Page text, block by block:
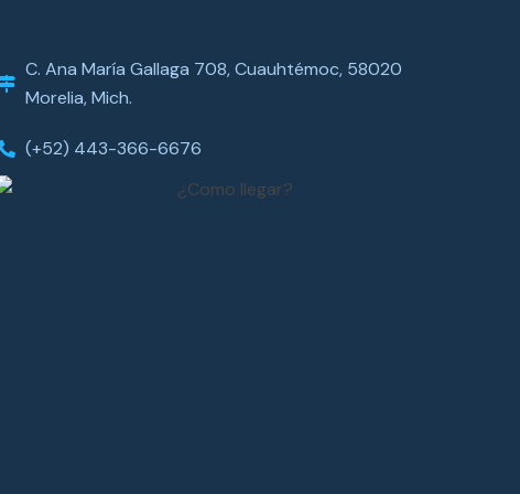
C. Ana María Gallaga 708, Cuauhtémoc, 58020
Morelia, Mich.
(+52) 443-366-6676